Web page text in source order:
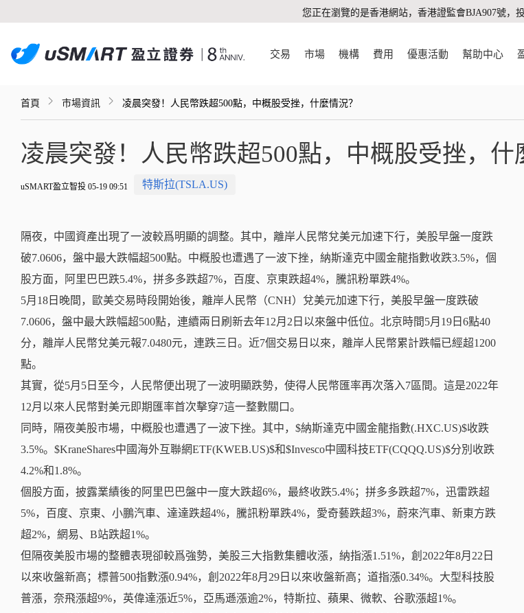
您正在瀏覽的是香港網站，香港證監會BJA907號，
交易 市場 機構 費用 優惠活動 幫助中心
首頁 市場資訊 凌晨突發！人民幣跌超500點，中概股受挫，什麼情況？
凌晨突發！人民幣跌超500點，中概股受挫，什
uSMART盈立智投 05-19 09:51 特斯拉(TSLA.US)
隔夜，中國資產出現了一波較爲明顯的調整。其中，離岸人民幣兌美元加速下行，美股早盤一度跌
破7.0606，盤中最大跌幅超500點。中概股也遭遇了一波下挫，納斯達克中國金龍指數收跌3.5%，個
股方面，阿里巴巴跌5.4%，拼多多跌超7%，百度、京東跌超4%，騰訊粉單跌4%。
5月18日晚間，歐美交易時段開始後，離岸人民幣（CNH）兌美元加速下行，美股早盤一度跌破
7.0606，盤中最大跌幅超500點，連續兩日刷新去年12月2日以來盤中低位。北京時間5月19日6點40
分，離岸人民幣兌美元報7.0480元，連跌三日。近7個交易日以來，離岸人民幣累計跌幅已經超1200
點。
其實，從5月5日至今，人民幣便出現了一波明顯跌勢，使得人民幣匯率再次落入7區間。這是2022年
12月以來人民幣對美元即期匯率首次擊穿7這一整數關口。
同時，隔夜美股市場，中概股也遭遇了一波下挫。其中，$納斯達克中國金龍指數(.HXC.US)$收跌
3.5%。$KraneShares中國海外互聯網ETF(KWEB.US)$和$Invesco中國科技ETF(CQQQ.US)$分別收跌
4.2%和1.8%。
個股方面，披露業績後的阿里巴巴盤中一度大跌超6%，最終收跌5.4%；拼多多跌超7%，迅雷跌超
5%，百度、京東、小鵬汽車、達達跌超4%，騰訊粉單跌4%，愛奇藝跌超3%，蔚來汽車、新東方跌
超2%，網易、B站跌超1%。
但隔夜美股市場的整體表現卻較爲強勢，美股三大指數集體收漲，納指漲1.51%，創2022年8月22日
以來收盤新高；標普500指數漲0.94%，創2022年8月29日以來收盤新高；道指漲0.34%。大型科技股
普漲，奈飛漲超9%，英偉達漲近5%，亞馬遜漲逾2%，特斯拉、蘋果、微軟、谷歌漲超1%。